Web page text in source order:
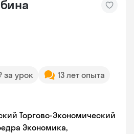
за урок
13 лет опыта
Торгово-Экономический
Экономика,